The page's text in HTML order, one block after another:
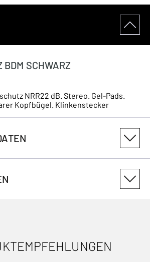
BDM SCHWARZ
NRR22 dB. Stereo. Gel-Pads.
Kopfbügel. Klinkenstecker